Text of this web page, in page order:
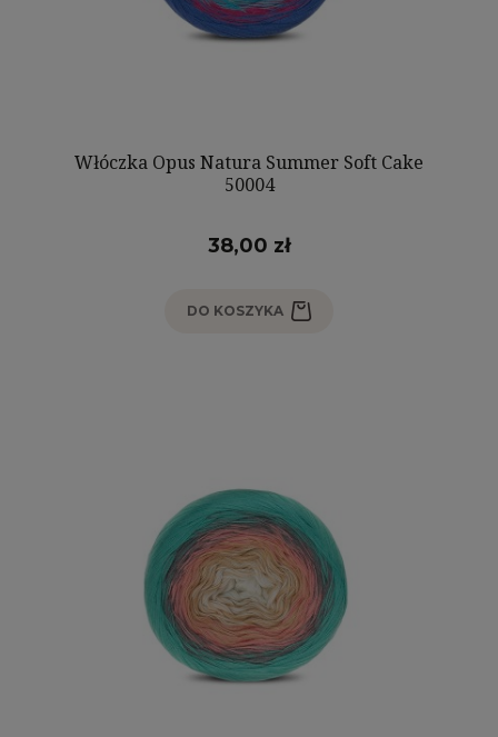
Włóczka Opus Natura Summer Soft Cake
50004
38,00 zł
DO KOSZYKA